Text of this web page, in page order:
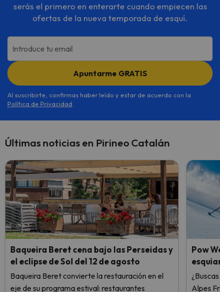
serás el primero en enterarte cuando empiecen las
ofertas de la nueva temporada de esquí.
Introduce tu email
Apuntarme GRATIS
Al suscribirte, confirmas haber leído y estar de acuerdo con la
Política de Privacidad
Últimas noticias en Pirineo Catalán
Baqueira Beret cena bajo las Perseidas y
el eclipse de Sol del 12 de agosto
Baqueira Beret convierte la restauración en el
eje de su programa estival: restaurantes
Pow
Alpes